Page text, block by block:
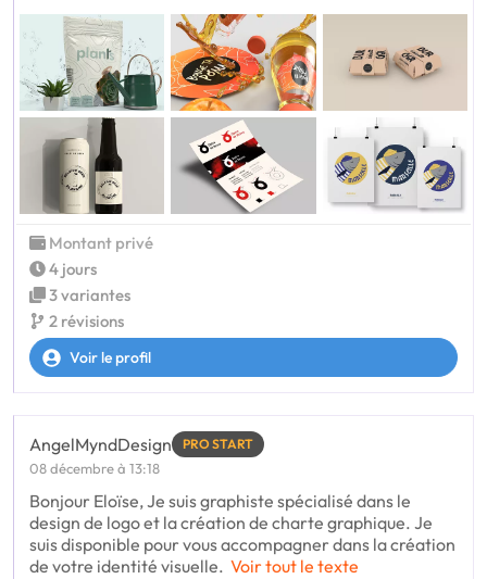
Montant privé
4 jours
3 variantes
2 révisions
Voir le profil
AngelMyndDesign PRO START
08 décembre à 13:18
Bonjour Eloïse, Je suis graphiste spécialisé dans le
design de logo et la création de charte graphique. Je
suis disponible pour vous accompagner dans la création
de votre identité visuelle. Voir tout le texte